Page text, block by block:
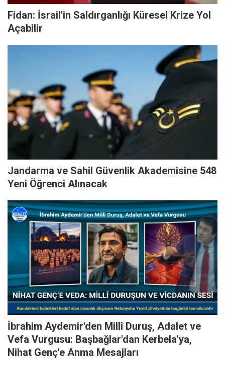
Fidan: İsrail'in Saldırganlığı Küresel Krize Yol
Açabilir
Jandarma ve Sahil Güvenlik Akademisine 548
Yeni Öğrenci Alınacak
İbrahim Aydemir'den Millî Duruş, Adalet ve
Vefa Vurgusu: Başbağlar'dan Kerbela'ya,
Nihat Genç'e Anma Mesajları